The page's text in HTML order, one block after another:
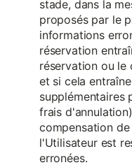
stade, dans la
proposés par le
informations
réservation
réservation ou
et si cela
supplémentaires
frais
compensation
l'Utilisateur est
erronées.